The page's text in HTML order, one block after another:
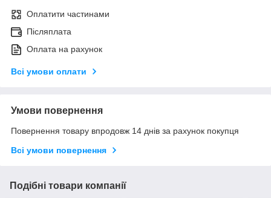
Оплатити частинами
Післяплата
Оплата на рахунок
Всі умови оплати
Умови повернення
Повернення товару впродовж 14 днів за рахунок покупця
Всі умови повернення
Подібні товари компанії